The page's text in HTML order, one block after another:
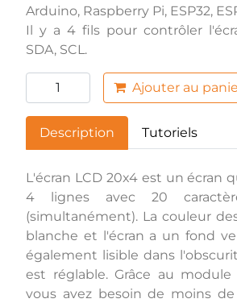
Arduino, Raspberry Pi, ESP32,
Il y a 4 fils pour contrôler
SDA, SCL.
Ajouter au
Description Tutoriels
L'écran LCD 20x4 est un écran
4 lignes avec 20
(simultanément). La couleur
blanche et l'écran a un fond
également lisible dans
est réglable. Grâce au module
vous avez besoin de moins